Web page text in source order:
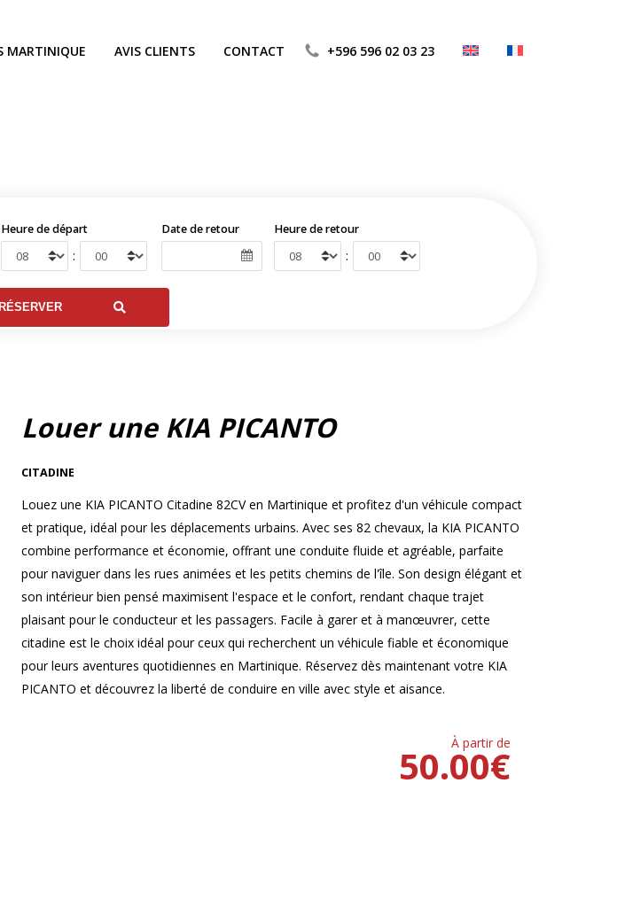
MARTINIQUE AVIS CLIENTS CONTACT +596 596 02 03 23
Heure de départ
:
Date de retour Heure de retour
:
Louer une KIA PICANTO
CITADINE
Louez une KIA PICANTO Citadine 82CV en Martinique et profitez d'un véhicule compact
et pratique, idéal pour les déplacements urbains. Avec ses 82 chevaux, la KIA PICANTO
combine performance et économie, offrant une conduite fluide et agréable, parfaite
pour naviguer dans les rues animées et les petits chemins de l'île. Son design élégant et
son intérieur bien pensé maximisent l'espace et le confort, rendant chaque trajet
plaisant pour le conducteur et les passagers. Facile à garer et à manœuvrer, cette
citadine est le choix idéal pour ceux qui recherchent un véhicule fiable et économique
pour leurs aventures quotidiennes en Martinique. Réservez dès maintenant votre KIA
PICANTO et découvrez la liberté de conduire en ville avec style et aisance.
À partir de
€
50.00